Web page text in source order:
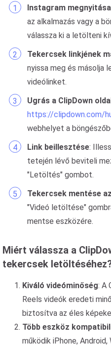
Instagram megnyitása
az alkalmazás vagy a
válassza ki a letölteni
Tekercsek linkjének
nyissa meg és másolja
videólinket.
Ugrás a ClipDown
https://clipdown.com/
webhelyet a
Link beillesztése:
tetején lévő beviteli
"Letöltés" gombot.
Tekercsek mentése
"Videó letöltése"
mentse eszközére.
Miért válassza a
tekercsek
Kiváló videóminőség: A
Reels videók eredeti
biztosítva az éles
Több eszköz
működik iPhone,